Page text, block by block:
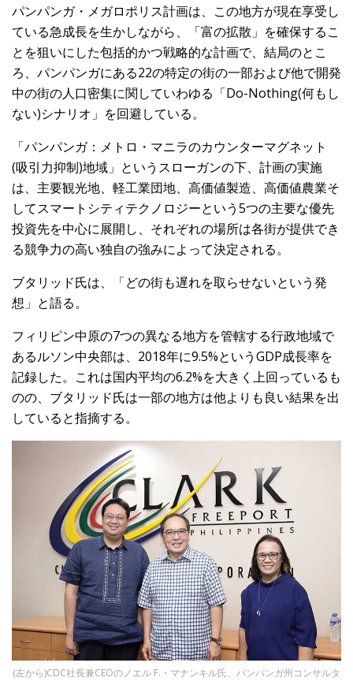
パンパンガ・メガロポリス計画は、この地方が現在享受し
ている急成長を生かしながら、「富の拡散」を確保するこ
とを狙いにした包括的かつ戦略的な計画で、結局のとこ
ろ、パンパンガにある22の特定の街の一部および他で開発
中の街の人口密集に関していわゆる「Do-Nothing(何もし
ない)シナリオ」を回避している。
「パンパンガ：メトロ・マニラのカウンターマグネット
(吸引力抑制)地域」というスローガンの下、計画の実施
は、主要観光地、軽工業団地、高価値製造、高価値農業そ
してスマートシティテクノロジーという5つの主要な優先
投資先を中心に展開し、それぞれの場所は各街が提供でき
る競争力の高い独自の強みによって決定される。
ブタリッド氏は、「どの街も遅れを取らせないという発
想」と語る。
フィリピン中原の7つの異なる地方を管轄する行政地域で
あるルソン中央部は、2018年に9.5%というGDP成長率を
記録した。これは国内平均の6.2%を大きく上回っているも
のの、ブタリッド氏は一部の地方は他よりも良い結果を出
していると指摘する。
(左から)CDC社長兼CEOのノエル F.・マナンキル氏、パンパンガ州コンサルタ